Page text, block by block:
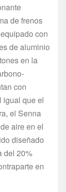
de frenos
con
de aluminio
en la
con
igual que el
el Senna
aire en el
diseñado
del 20%
en